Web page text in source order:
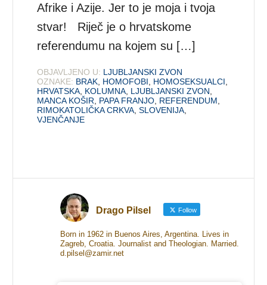
Afrike i Azije. Jer to je moja i tvoja
stvar! Riječ je o hrvatskome
referendumu na kojem su […]
OBJAVLJENO U: LJUBLJANSKI ZVON
OZNAKE: BRAK HOMOFOBI HOMOSEKSUALCI
HRVATSKA KOLUMNA LJUBLJANSKI ZVON
MANCA KOŠIR
PAPA FRANJO REFERENDUM
RIMOKATOLIČKA CRKVA ,SLOVENIJA
VJENČANJE
Drago Pilsel Follow
Born in 1962 in Buenos Aires, Argentina. Lives in
Zagreb, Croatia. Journalist and Theologian. Married.
d.pilsel@zamir.net